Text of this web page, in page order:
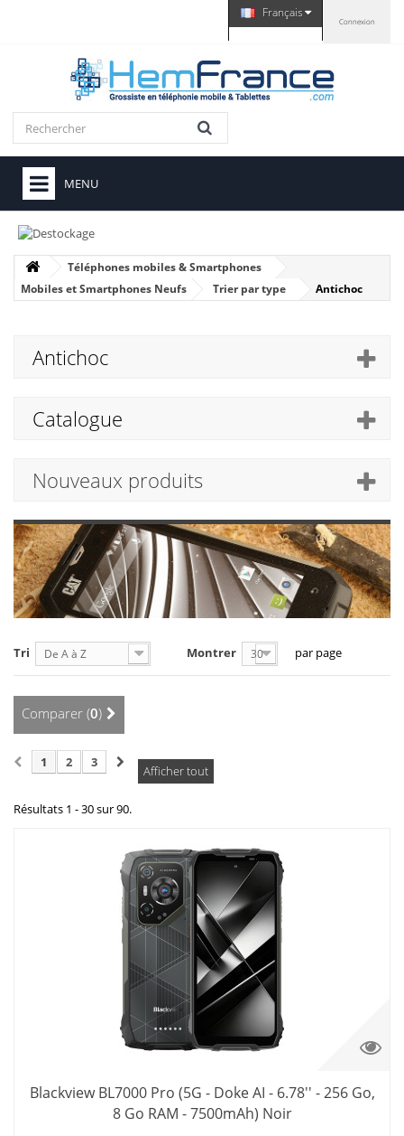
Connexion
Français
MENU
Téléphones mobiles & Smartphones
Mobiles et Smartphones Neufs
Trier par type Antichoc
Antichoc
Catalogue
Nouveaux produits
Tri De A à Z Montrer 30 par page
Comparer (0)
Afficher tout
1 2 3
Résultats 1 - 30 sur 90.
Blackview BL7000 Pro (5G - Doke AI - 6.78'' - 256 Go,
8 Go RAM - 7500mAh) Noir